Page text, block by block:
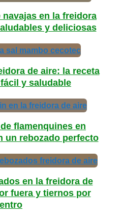
navajas en la freidora
y deliciosas
de aire: la receta
y saludable
flamenquines en
un rebozado perfecto
en la freidora de
fuera y tiernos por